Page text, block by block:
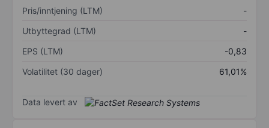
Pris/inntjening (LTM)
-
Utbyttegrad (LTM)
-
EPS (LTM)
-0,83
Volatilitet (30 dager)
61,01%
Data levert av